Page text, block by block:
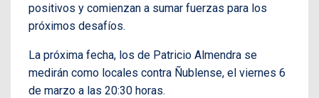
positivos y comienzan a sumar fuerzas para los
próximos desafíos.
La próxima fecha, los de Patricio Almendra se
medirán como locales contra Ñublense, el viernes 6
de marzo a las 20:30 horas.